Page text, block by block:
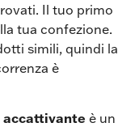
Il tuo primo
tua confezione.
simili, quindi la
è
accattivante è un